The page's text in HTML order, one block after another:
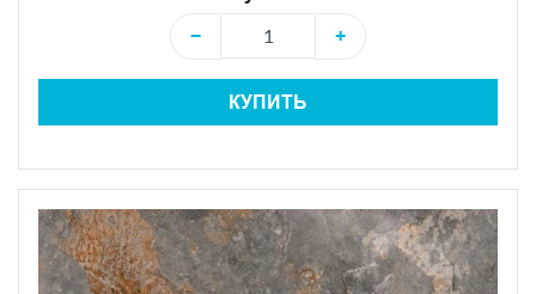
−
+
КУПИТЬ